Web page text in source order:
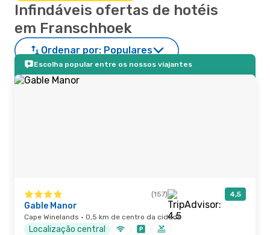
Infindáveis ofertas de hotéis
em Franschhoek
Ordenar por: Populares
Escolha popular entre os nossos viajantes
(157) 4,5
Gable Manor
Cape Winelands · 0,5 km de centro da cidade
Localização central